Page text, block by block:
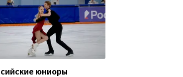
юниоры